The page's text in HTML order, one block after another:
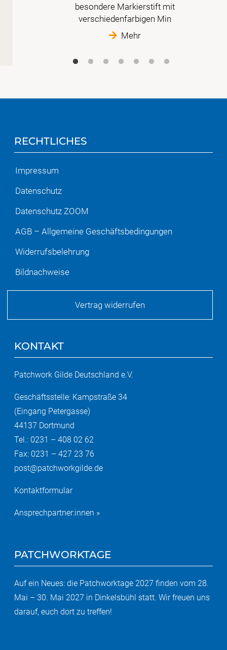
besondere Markierstift mit
verschiedenfarbigen Min
Mehr
RECHTLICHES
Impressum
Datenschutz
Datenschutz ZOOM
AGB – Allgemeine Geschäftsbedingungen
Widerrufsbelehrung
Bildnachweise
Vertrag widerrufen
KONTAKT
Patchwork Gilde Deutschland e.V.
Geschäftsstelle: Kampstraße 34
(Eingang Petergasse)
44137 Dortmund
Tel.: 0231 – 408 02 62
Fax: 0231 – 427 23 76
post@patchworkgilde.de
Kontaktformular
Ansprechpartner:innen »
PATCHWORKTAGE
Auf ein Neues: die Patchworktage 2027 finden vom 28.
Mai – 30. Mai 2027 in Dinkelsbühl statt. Wir freuen uns
darauf, euch dort zu treffen!